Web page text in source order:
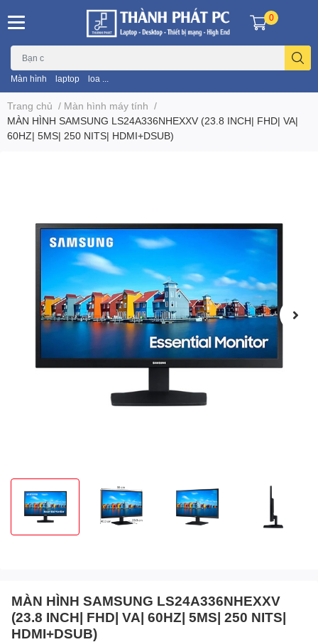
Màn hình laptop loa ...
0
Trang chủ / Màn hình máy tính /
MÀN HÌNH SAMSUNG LS24A336NHEXXV (23.8 INCH| FHD| VA|
60HZ| 5MS| 250 NITS| HDMI+DSUB)
MÀN HÌNH SAMSUNG LS24A336NHEXXV
(23.8 INCH| FHD| VA| 60HZ| 5MS| 250 NITS|
HDMI+DSUB)